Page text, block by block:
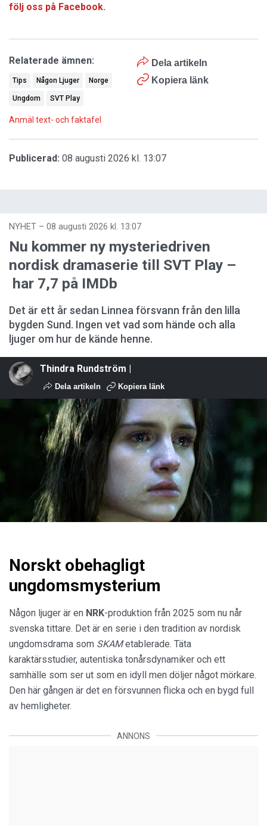
följ oss på Facebook.
Dela artikeln
Kopiera länk
Relaterade ämnen:
Tips Någon Ljuger Norge
Ungdom SVT Play
Anmäl text- och faktafel
Publicerad: 08 augusti 2026 kl. 13:07
NYHET – 08 augusti 2026 kl. 13:07
Nu kommer ny mysteriedriven
nordisk dramaserie till SVT Play –
har 7,7 på IMDb
Det är ett år sedan Linnea försvann från den lilla
bygden Sund. Ingen vet vad som hände och alla
ljuger om hur de kände henne.
Thindra Rundström |
Dela artikeln Kopiera länk
Norskt obehagligt
ungdomsmysterium
Någon ljuger är en NRK-produktion från 2025 som nu når
svenska tittare. Det är en serie i den tradition av nordisk
ungdomsdrama som SKAMetablerade. Täta
karaktärsstudier, autentiska tonårsdynamiker och ett
samhälle som ser ut som en idyll men döljer något mörkare.
Den här gången är det en försvunnen flicka och en bygd full
av hemligheter.
ANNONS